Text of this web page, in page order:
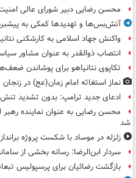
محسن رضایی دبیر شورای عالی
آتش‌بس‌ها و تهدیدها کمکی به
واکنش جهاد اسلامی به کارشکنی
انتصاب ذوالقدر به عنوان مشاور
تکاپوی نتانیاهو برای پوشاندن
نماز استغاثه امام زمان(عج) در زنجان
ادعای جدید ترامپ: بدون تشدید تنش
محسن رضایی به عنوان نماینده
شد
زلزله در موساد با شکست پروژه
سردار ابن‌الرضا: رسانه بخشی از
بازگشت رضائیان برای پرسپولیس